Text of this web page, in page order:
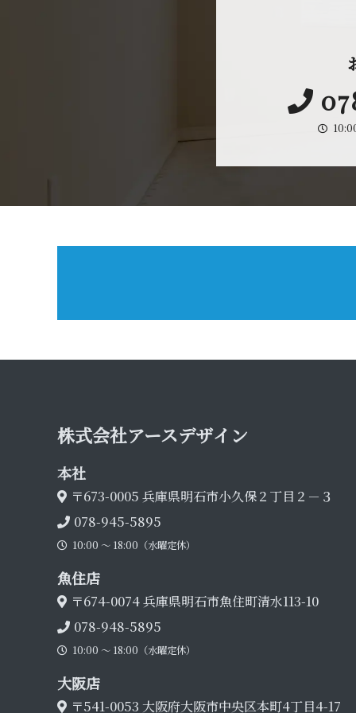
株式会社アース デ ザ イ ン
本 社
〒673-0005 兵庫県明石市小久保２丁目２－３
078-945-5895
10:00 〜 18:00（水曜定休）
魚 住 店
〒674-0074兵庫県明石市魚住町清水113-10
078-948-5895
10:00 〜 18:00（水曜定休）
大 阪 店
〒541-0053 大阪府大阪市中央区本町4丁目4-17